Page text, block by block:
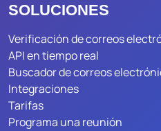
SOLUCIONES
Verificación de correos
API en tiempo real
Buscador de correos
Integraciones
Tarifas
Programa una reunión